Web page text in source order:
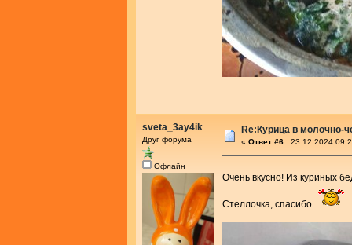
sveta_3ay4ik
Друг форума
Офлайн
Re:Курица в молочно-
« Ответ #6 : 23.12.2024
Очень вкусно! Из куриных
Стеллочка, спасибо